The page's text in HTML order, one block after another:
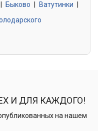
Быково Ватутинки
И ДЛЯ КАЖДОГО!
на нашем